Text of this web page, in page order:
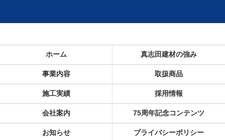
ホーム 真志田建材の強み
事業内容 取扱商品
施工実績 採用情報
会社案内 75周年記念コンテンツ
お知らせ プライバシーポリシー